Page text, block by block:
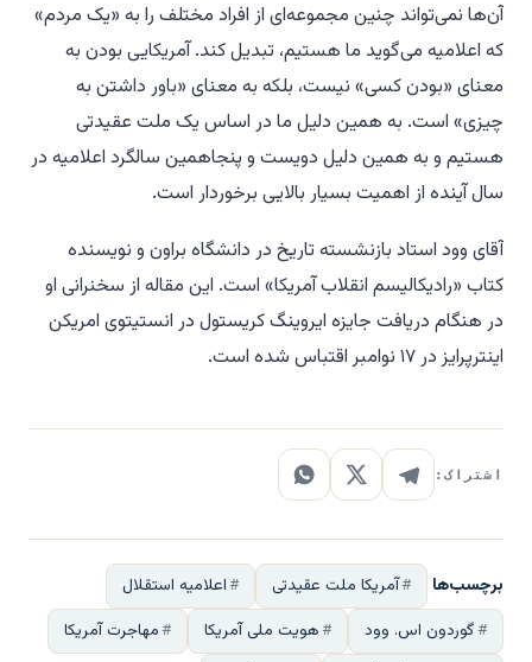
آن‌ها نمی‌تواند چنین مجموعه‌ای از افراد مختلف را به «یک مردم»
که اعلامیه می‌گوید ما هستیم، تبدیل کند. آمریکایی بودن به
معنای «بودن کسی» نیست، بلکه به معنای «باور داشتن به
چیزی» است. به همین دلیل ما در اساس یک ملت عقیدتی
هستیم و به همین دلیل دویست و پنجاهمین سالگرد اعلامیه در
سال آینده از اهمیت بسیار بالایی برخوردار است.
آقای وود استاد بازنشسته تاریخ در دانشگاه براون و نویسنده
کتاب «رادیکالیسم انقلاب آمریکا» است. این مقاله از سخنرانی او
در هنگام دریافت جایزه ایروینگ کریستول در انستیتوی امریکن
اینترپرایز در ۱۷ نوامبر اقتباس شده است.
اشتراک:
برچسب‌ها آمریکا ملت عقیدتی
اعلامیه استقلال
گوردون اس. وود
هویت ملی آمریکا
مهاجرت آمریکا